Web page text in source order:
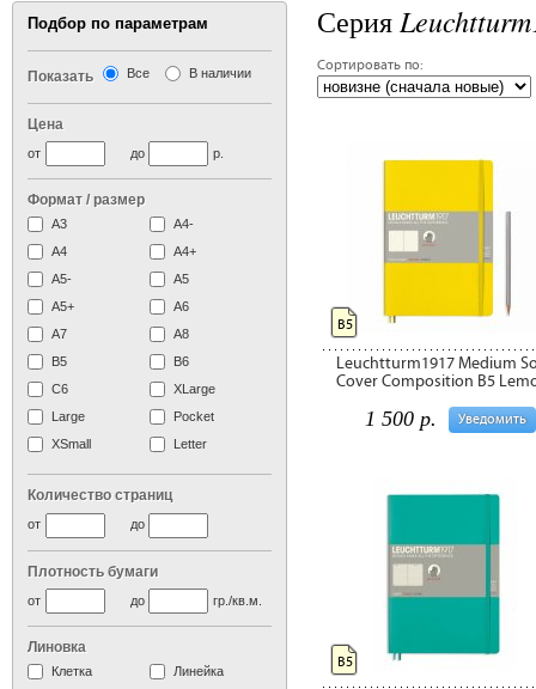
Серия
Сортировать по:
‹ предыдущая
Leuchtturm1917 Medium
Cover Composition B5
Уведомить
1 500 р.
B5
B5
Подбор по параметрам
Показать Все В наличии
Цена
до
от р.
Формат / размер
А3
А4-
А4
A4+
А5-
А5
A5+
А6
А7
A8
B5
B6
C6
XLarge
Large
Pocket
XSmall
Letter
Количество страниц
до
от
Плотность бумаги
до
от гр./кв.м.
Линовка
Клетка
Линейка